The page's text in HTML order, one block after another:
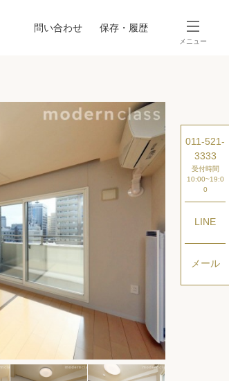
問い合わせ 保存・履歴
メニュー
駅・路線から探す
011-521-
3333
受付時間
10:00~19:0
0
LINE
メール